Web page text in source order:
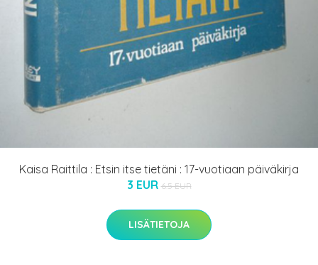
Kaisa Raittila : Etsin itse tietäni : 17-vuotiaan päiväkirja
3 EUR 6.5 EUR
LISÄTIETOJA